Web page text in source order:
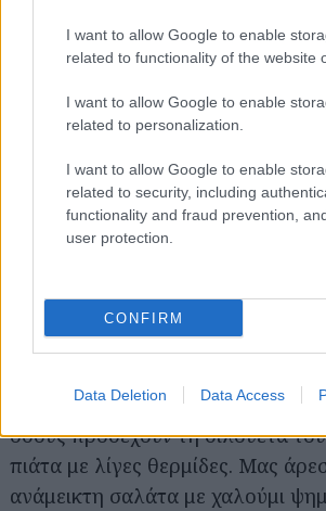
I want to allow Google to enable
related to functionality of the website
I want to allow Google to enable
related to personalization.
I want to allow Google to enable
related to security, including
functionality and fraud prevention,
user protection.
CONFIRM
Data Deletion Data Access
Μουσείου Κυκλαδικής
Τέχνης, το παλιό και το
νέο. Στο κέντρο του,
ένα μικρό σιντριβανάκι
κοσμείται από το
περίτεχνο κυκλαδίτικο
ψηφιδωτό που
φιλοτέχνησε η
Μακρή. Εδώ στεγάζεται και το
εστιατόριο του μουσείου, που
υπογραφή τουγάλλου σεφ
όσους προσέχουν τη σιλουέτα
πιάτα με λίγες θερμίδες. Μας
ανάμεικτη σαλάτα με χαλούμι